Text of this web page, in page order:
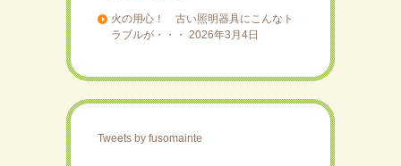
火の用心！ 古い照明器具にこんなト
ラブルが・・・ 2026年3月4日
Tweets by fusomainte